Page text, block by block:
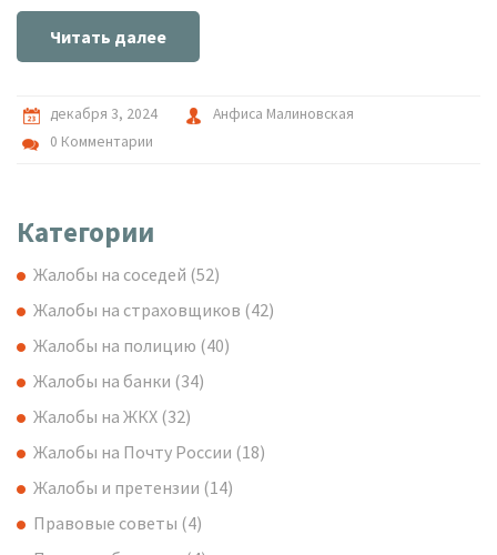
защиты своих прав. Также рассматриваются реальные
примеры и статистика подобных случаев. В материале
бездействием полиции.
Читать далее
декабря 3, 2024
Анфиса Малиновская
0 Комментарии
Категории
Жалобы на соседей (52)
Жалобы на страховщиков (42)
Жалобы на полицию (40)
Жалобы на банки (34)
Жалобы на ЖКХ (32)
Жалобы на Почту России (18)
Жалобы и претензии (14)
Правовые советы (4)